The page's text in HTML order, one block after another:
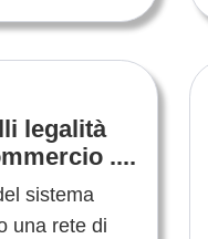
legalità
....
sistema
una rete di